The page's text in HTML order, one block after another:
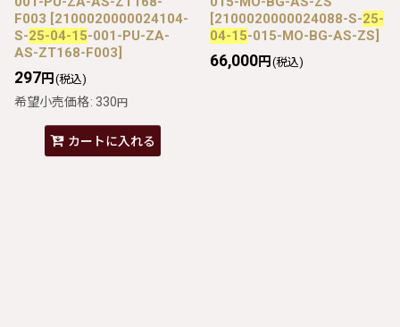
F003 [2100020000024104-
S-25-04-15-001-PU-ZA-
AS-ZT168-F003]
297円 (税込)
希望小売価格: 330円
カートに入れる
[2100020000024088-S-25-
04-15-015-MO-BG-AS-ZS]
66,000円 (税込)